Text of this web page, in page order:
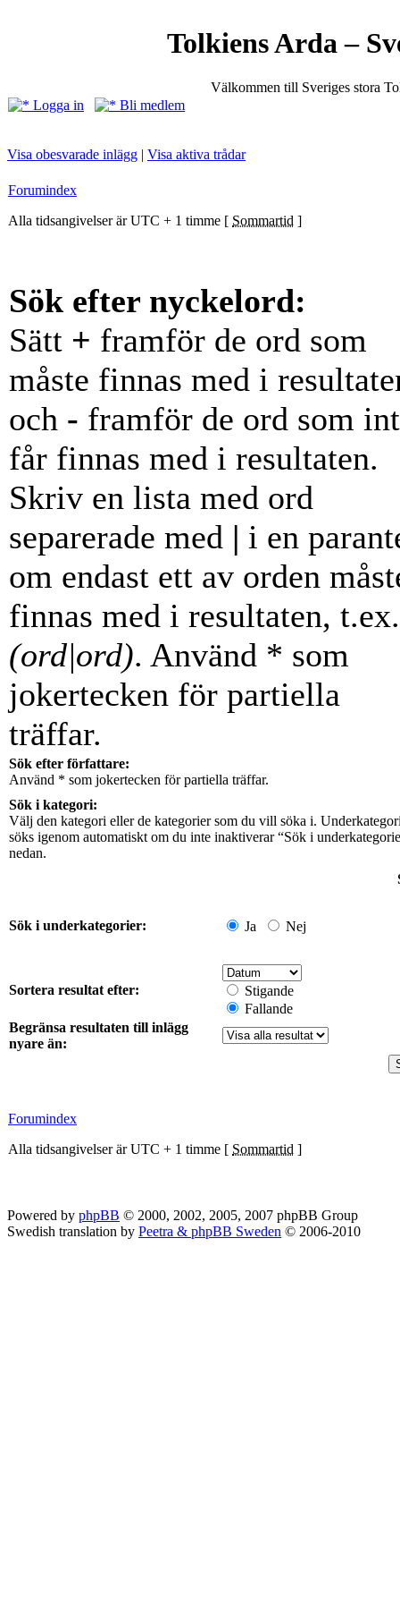
Tolkiens Arda –
Välkommen till Sveriges stora
Logga in
Bli medlem
Visa obesvarade inlägg | Visa aktiva trådar
Forumindex
Alla tidsangivelser är UTC + 1 timme [ Sommartid ]
Sök efter nyckelord:
Sätt + framför de ord som
måste finnas med i
och - framför de ord som
får finnas med i resultaten.
Skriv en lista med ord
separerade med | i en
om endast ett av orden
finnas med i resultaten, t.ex.
(ord|ord). Använd * som
jokertecken för partiella
träffar.
Sök efter författare:
Använd * som jokertecken för partiella träffar.
Sök i kategori:
Välj den kategori eller de kategorier som du vill söka i.
söks igenom automatiskt om du inte inaktiverar “Sök i
nedan.
Sök i underkategorier: Ja Nej
Sortera resultat efter:
Stigande
Fallande
Begränsa resultaten till inlägg
nyare än:
Forumindex
Alla tidsangivelser är UTC + 1 timme [ Sommartid ]
Powered by phpBB © 2000, 2002, 2005, 2007 phpBB Group
Swedish translation by Peetra & phpBB Sweden © 2006-2010